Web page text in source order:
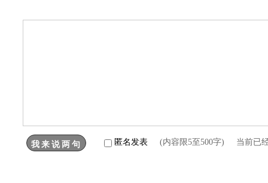
匿名发表 (内容限5至500字) 当前已